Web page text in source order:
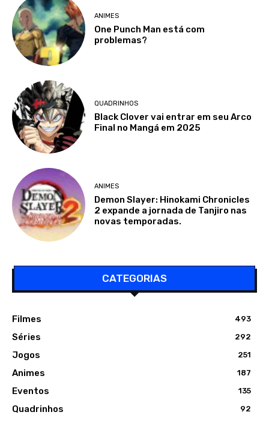
ANIMES
One Punch Man está com
problemas?
QUADRINHOS
Black Clover vai entrar em seu Arco
Final no Mangá em 2025
ANIMES
Demon Slayer: Hinokami Chronicles
2 expande a jornada de Tanjiro nas
novas temporadas.
CATEGORIAS
Filmes 493
Séries 292
Jogos 251
Animes 187
Eventos 135
Quadrinhos 92